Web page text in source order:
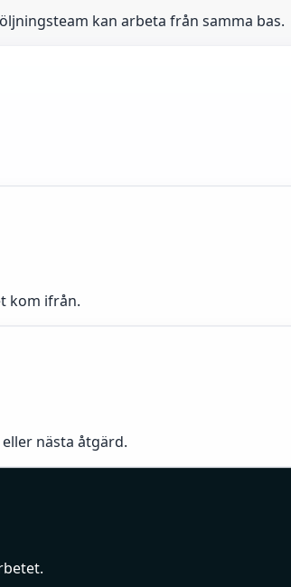
kan arbeta från samma bas.
kom ifrån.
nästa åtgärd.